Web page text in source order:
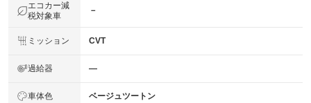
エコカー減
税対象車
－
ミッション CVT
過給器 ―
車体色 ベージュツートン